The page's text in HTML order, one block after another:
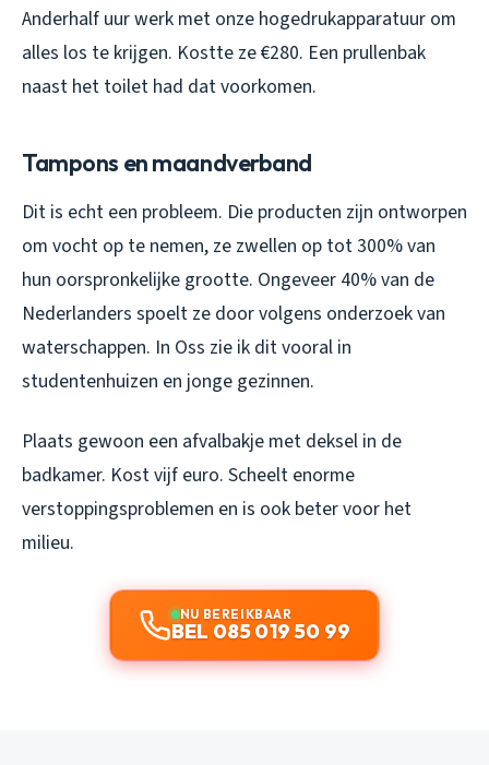
Anderhalf uur werk met onze hogedrukapparatuur om
alles los te krijgen. Kostte ze €280. Een prullenbak
naast het toilet had dat voorkomen.
Tampons en maandverband
Dit is echt een probleem. Die producten zijn ontworpen
om vocht op te nemen, ze zwellen op tot 300% van
hun oorspronkelijke grootte. Ongeveer 40% van de
Nederlanders spoelt ze door volgens onderzoek van
waterschappen. In Oss zie ik dit vooral in
studentenhuizen en jonge gezinnen.
Plaats gewoon een afvalbakje met deksel in de
badkamer. Kost vijf euro. Scheelt enorme
verstoppingsproblemen en is ook beter voor het
milieu.
NU BEREIKBAAR
BEL 085 019 50 99